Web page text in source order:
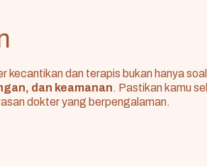
kecantikan dan terapis bukan hanya
dan keamanan. Pastikan kamu
dokter yang berpengalaman.